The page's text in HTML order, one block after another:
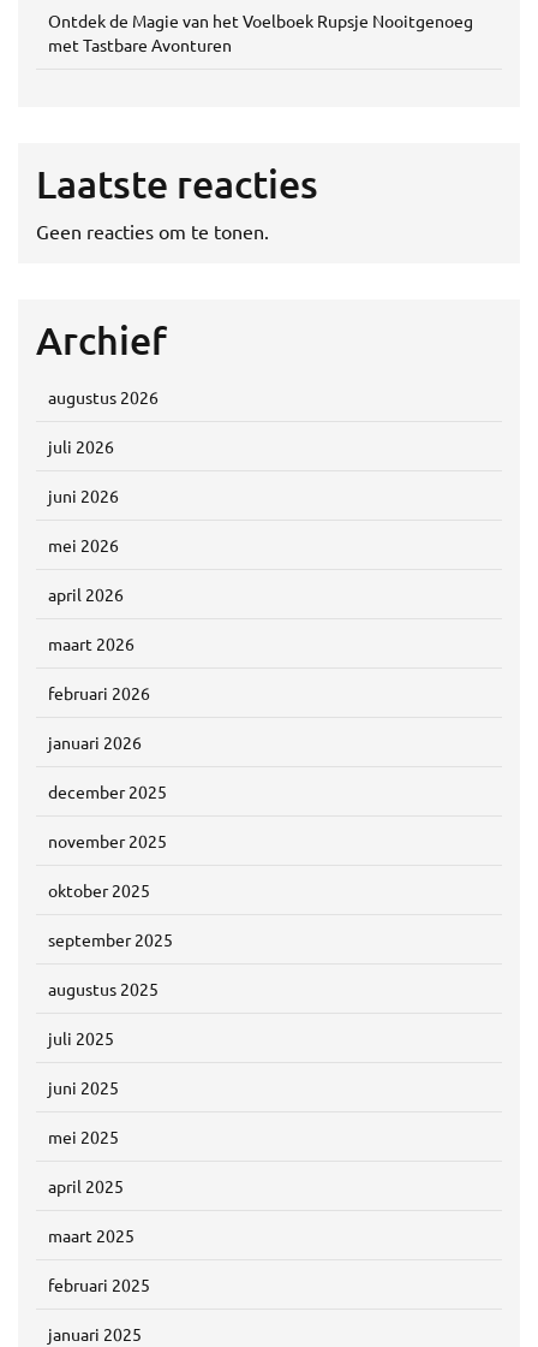
Ontdek de Magie van het Voelboek Rupsje Nooitgenoeg
met Tastbare Avonturen
Laatste reacties
Geen reacties om te tonen.
Archief
augustus 2026
juli 2026
juni 2026
mei 2026
april 2026
maart 2026
februari 2026
januari 2026
december 2025
november 2025
oktober 2025
september 2025
augustus 2025
juli 2025
juni 2025
mei 2025
april 2025
maart 2025
februari 2025
januari 2025